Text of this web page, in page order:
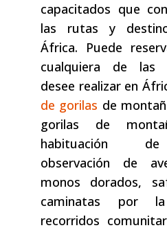
capacitados que
las rutas y
África. Puede
cualquiera de las
desee realizar en
de gorilas de
gorilas de
habituación de
observación de
monos dorados,
caminatas por
recorridos